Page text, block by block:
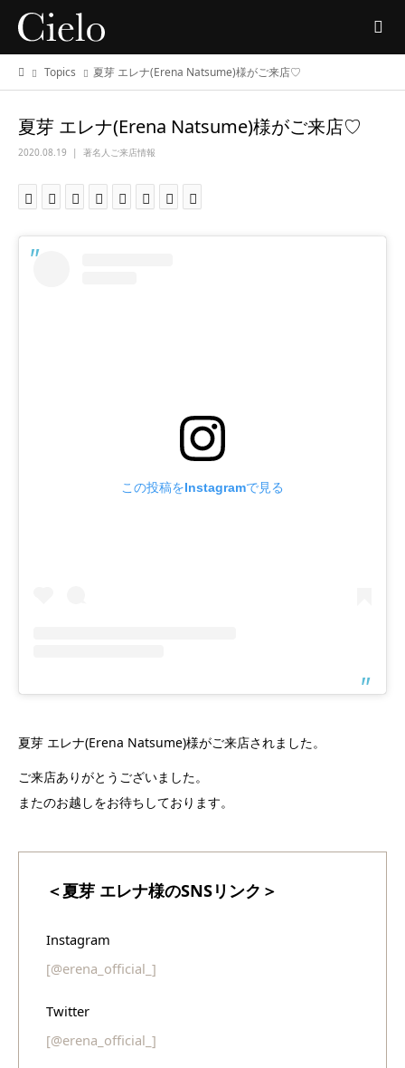
Topics 夏芽 エレナ(Erena Natsume)様がご来店♡
夏芽 エレナ(Erena Natsume)様がご来店♡
2020.08.19 著名人ご来店情報
この投稿をInstagramで見る
夏芽 エレナ(Erena Natsume)様がご来店されました。
ご来店ありがとうございました。
またのお越しをお待ちしております。
＜夏芽 エレナ様のSNSリンク＞
Instagram
[@erena_official_]
Twitter
[@erena_official_]